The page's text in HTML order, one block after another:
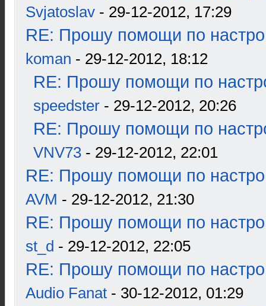
Svjatoslav - 29-12-2012, 17:29
RE: Прошу помощи по
koman - 29-12-2012, 18:12
RE: Прошу помощи по
speedster - 29-12-2012, 20:26
RE: Прошу помощи по
VNV73 - 29-12-2012, 22:01
RE: Прошу помощи по
AVM - 29-12-2012, 21:30
RE: Прошу помощи по
st_d - 29-12-2012, 22:05
RE: Прошу помощи по
Audio Fanat - 30-12-2012, 01:29